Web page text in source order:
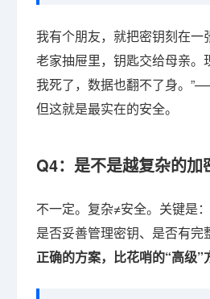
我有个朋友，就把密钥刻在一
老家抽屉里，钥匙交给母亲。
我死了，数据也翻不了身。
但这就是最实在的安全。
Q4：是不是越复杂的加
不一定。复杂≠安全。关键是
是否妥善管理密钥、是否有完
正确的方案，比花哨的“高级”